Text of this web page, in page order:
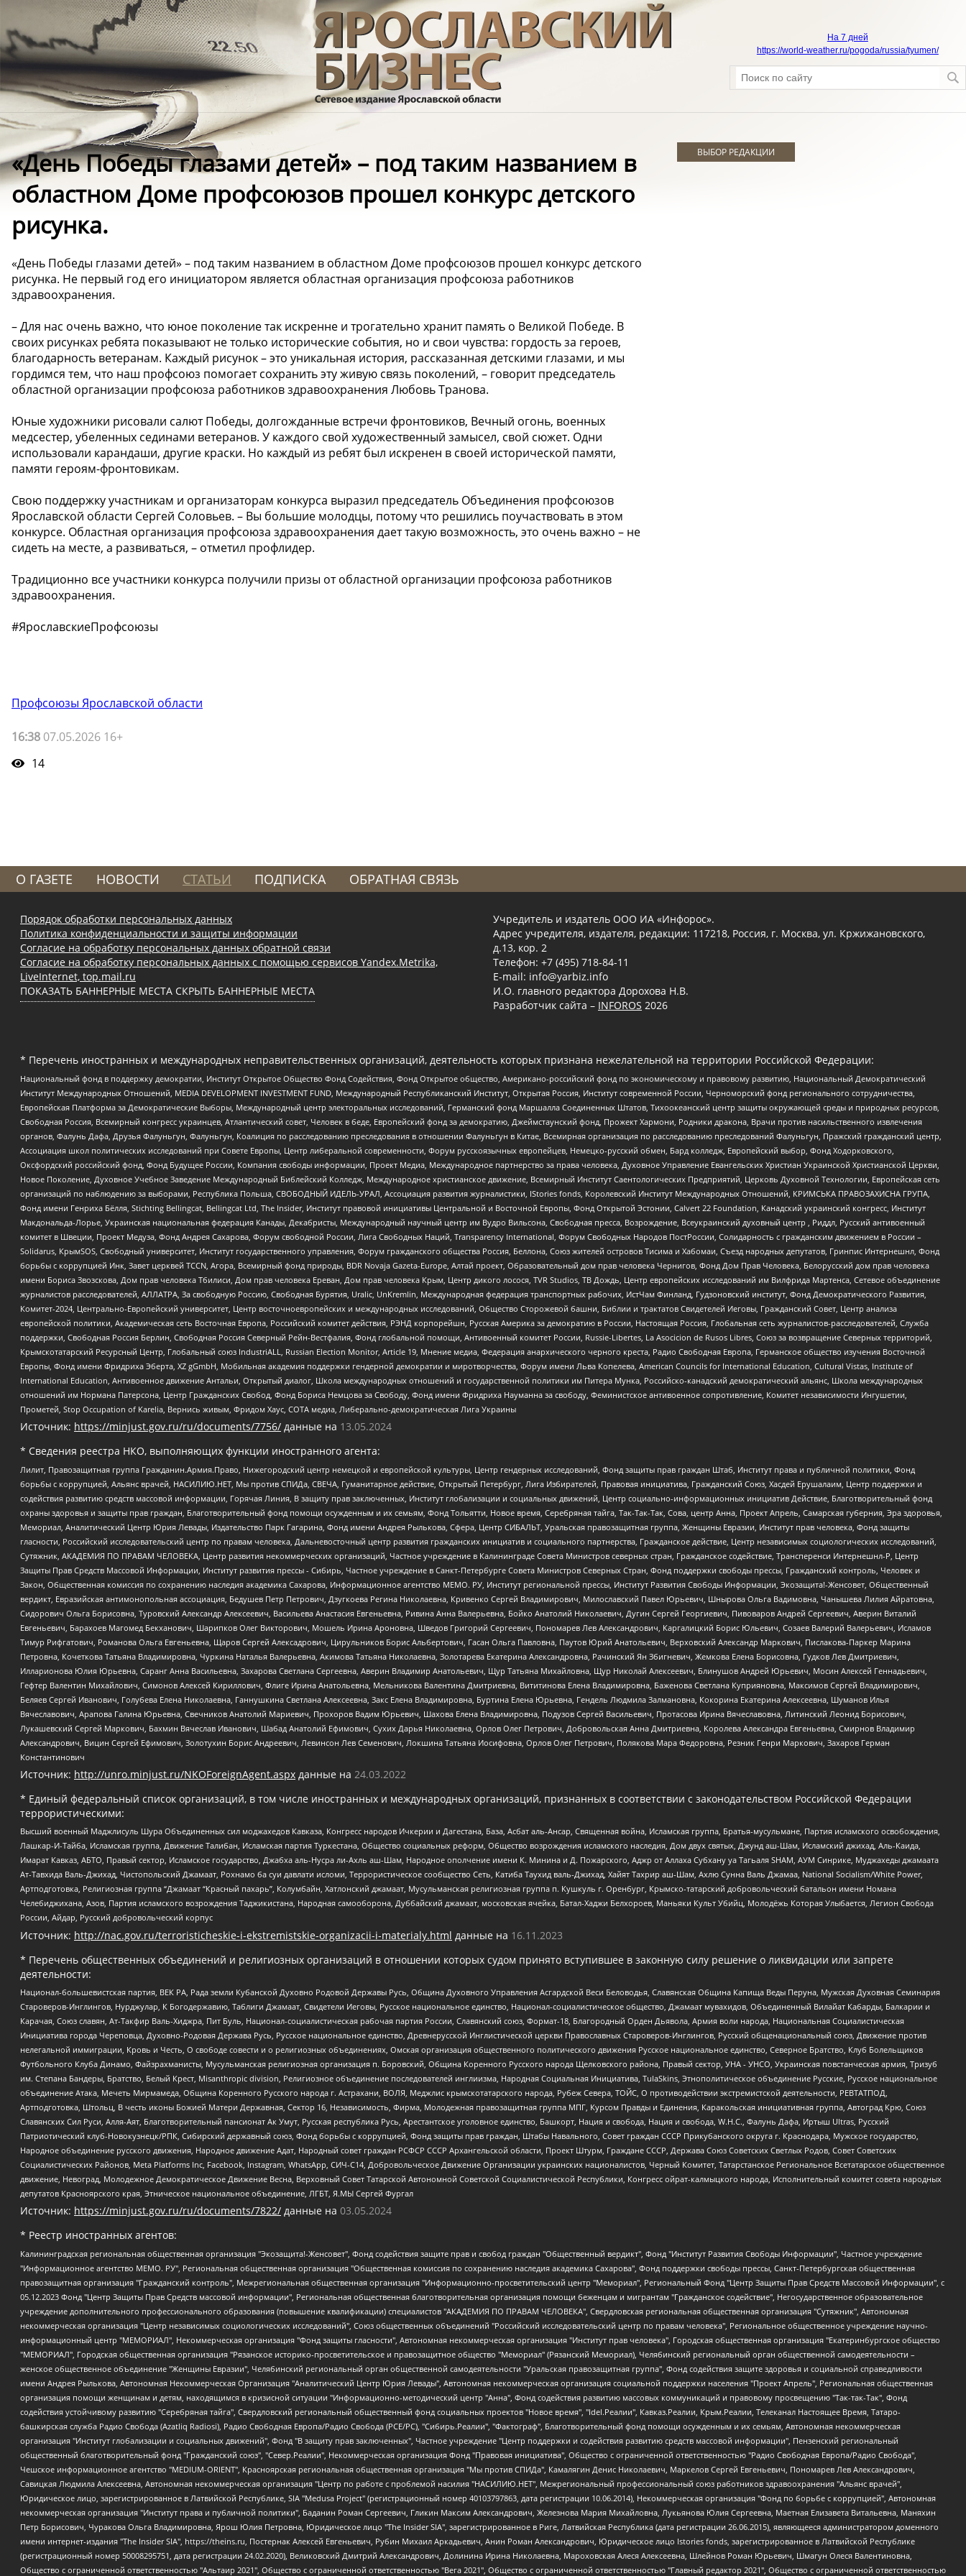
На 7 дней
https://world-weather.ru/pogoda/russia/tyumen/
«День Победы глазами детей» – под таким названием в
областном Доме профсоюзов прошел конкурс детского
рисунка.
«День Победы глазами детей» – под таким названием в областном Доме профсоюзов прошел конкурс детского
рисунка. Не первый год его инициатором является областная организация профсоюза работников
здравоохранения.
– Для нас очень важно, что юное поколение так искренне и трогательно хранит память о Великой Победе. В
своих рисунках ребята показывают не только исторические события, но и свои чувства: гордость за героев,
благодарность ветеранам. Каждый рисунок – это уникальная история, рассказанная детскими глазами, и мы
гордимся тем, что наш профсоюз помогает сохранить эту живую связь поколений, – говорит председатель
областной организации профсоюза работников здравоохранения Любовь Транова.
Юные художники рисовали салют Победы, долгожданные встречи фронтовиков, Вечный огонь, военных
медсестер, убеленных сединами ветеранов. У каждого свой художественный замысел, свой сюжет. Одни
использовали карандаши, другие краски. Но каждый из ребят был искренен в своей исторической памяти,
памяти героям-фронтовикам.
Свою поддержку участникам и организаторам конкурса выразил председатель Объединения профсоюзов
Ярославской области Сергей Соловьев. – Вы большие молодцы, потому что решились поучаствовать в этом
конкурсе. Областная организация профсоюза здравоохранения дает такую возможность, это очень важно – не
сидеть на месте, а развиваться, – отметил профлидер.
Традиционно все участники конкурса получили призы от областной организации профсоюза работников
здравоохранения.
#ЯрославскиеПрофсоюзы
Профсоюзы Ярославской области
16:38 07.05.2026 16+
14
ВЫБОР РЕДАКЦИИ
О ГАЗЕТЕ НОВОСТИ СТАТЬИ ПОДПИСКА ОБРАТНАЯ СВЯЗЬ
Порядок обработки персональных данных
Политика конфиденциальности и защиты информации
Согласие на обработку персональных данных обратной связи
Согласие на обработку персональных данных с помощью сервисов Yandex.Metrika,
LiveInternet, top.mail.ru
ПОКАЗАТЬ БАННЕРНЫЕ МЕСТА СКРЫТЬ БАННЕРНЫЕ МЕСТА
Учредитель и издатель ООО ИА «Инфорос».
Адрес учредителя, издателя, редакции: 117218, Россия, г. Москва, ул. Кржижановского,
д.13, кор. 2
Телефон: +7 (495) 718-84-11
E-mail: info@yarbiz.info
И.О. главного редактора Дорохова Н.В.
Разработчик сайта – INFOROS 2026
* Перечень иностранных и международных неправительственных организаций, деятельность которых признана нежелательной на территории Российской Федерации:
Национальный фонд в поддержку демократии, Институт Открытое Общество Фонд Содействия, Фонд Открытое общество, Американо-российский фонд по экономическому и правовому развитию, Национальный Демократический
Институт Международных Отношений, MEDIA DEVELOPMENT INVESTMENT FUND, Международный Республиканский Институт, Открытая Россия, Институт современной России, Черноморский фонд регионального сотрудничества,
Европейская Платформа за Демократические Выборы, Международный центр электоральных исследований, Германский фонд Маршалла Соединенных Штатов, Тихоокеанский центр защиты окружающей среды и природных ресурсов,
Свободная Россия, Всемирный конгресс украинцев, Атлантический совет, Человек в беде, Европейский фонд за демократию, Джеймстаунский фонд, Прожект Хармони, Родники дракона, Врачи против насильственного извлечения
органов, Фалунь Дафа, Друзья Фалуньгун, Фалуньгун, Коалиция по расследованию преследования в отношении Фалуньгун в Китае, Всемирная организация по расследованию преследований Фалуньгун, Пражский гражданский центр,
Ассоциация школ политических исследований при Совете Европы, Центр либеральной современности, Форум русскоязычных европейцев, Немецко-русский обмен, Бард колледж, Европейский выбор, Фонд Ходорковского,
Оксфордский российский фонд, Фонд Будущее России, Компания свободы информации, Проект Медиа, Международное партнерство за права человека, Духовное Управление Евангельских Христиан Украинской Христианской Церкви,
Новое Поколение, Духовное Учебное Заведение Международный Библейский Колледж, Международное христианское движение, Всемирный Институт Саентологических Предприятий, Церковь Духовной Технологии, Европейская сеть
организаций по наблюдению за выборами, Республика Польша, СВОБОДНЫЙ ИДЕЛЬ-УРАЛ, Ассоциация развития журналистики, IStories fonds, Королевский Институт Международных Отношений, КРИМСЬКА ПРАВОЗАХИСНА ГРУПА,
Фонд имени Генриха Бёлля, Stichting Bellingcat, Bellingcat Ltd, The Insider, Институт правовой инициативы Центральной и Восточной Европы, Фонд Открытой Эстонии, Calvert 22 Foundation, Канадский украинский конгресс, Институт
Макдональда-Лорье, Украинская национальная федерация Канады, Декабристы, Международный научный центр им Вудро Вильсона, Свободная пресса, Возрождение, Всеукраинский духовный центр , Риддл, Русский антивоенный
комитет в Швеции, Проект Медуза, Фонд Андрея Сахарова, Форум свободной России, Лига Свободных Наций, Transparеncy International, Форум Свободных Народов ПостРоссии, Солидарность с гражданским движением в России –
Solidarus, КрымSOS, Свободный университет, Институт государственного управления, Форум гражданского общества Россия, Беллона, Союз жителей островов Тисима и Хабомаи, Съезд народных депутатов, Гринпис Интернешнл, Фонд
борьбы с коррупцией Инк, Завет церквей TCCN, Агора, Всемирный фонд природы, BDR Novaja Gazeta-Europe, Алтай проект, Образовательный дом прав человека Чернигов, Фонд Дом Прав Человека, Белорусский дом прав человека
имени Бориса Звозскова, Дом прав человека Тбилиси, Дом прав человека Ереван, Дом прав человека Крым, Центр дикого лосося, TVR Studios, ТВ Дождь, Центр европейских исследований им Вилфрида Мартенса, Сетевое объединение
журналистов расследователей, АЛЛАТРА, За свободную Россию, Свободная Бурятия, Uralic, UnKremlin, Международная федерация транспортных рабочих, ИстЧам Финланд, Гудзоновский институт, Фонд Демократического Развития,
Комитет-2024, Центрально-Европейский университет, Центр восточноевропейских и международных исследований, Общество Сторожевой башни, Библии и трактатов Свидетелей Иеговы, Гражданский Совет, Центр анализа
европейской политики, Академическая сеть Восточная Европа, Российский комитет действия, РЭНД корпорейшн, Русская Америка за демократию в России, Настоящая Россия, Глобальная сеть журналистов-расследователей, Служба
поддержки, Свободная Россия Берлин, Свободная Россия Северный Рейн-Вестфалия, Фонд глобальной помощи, Антивоенный комитет России, Russie-Libertes, La Asocicion de Rusos Libres, Союз за возвращение Северных территорий,
Крымскотатарский Ресурсный Центр, Глобальный союз IndustriALL, Russian Election Monitor, Article 19, Мнение медиа, Федерация анархического черного креста, Радио Свободная Европа, Германское общество изучения Восточной
Европы, Фонд имени Фридриха Эберта, XZ gGmbH, Мобильная академия поддержки гендерной демократии и миротворчества, Форум имени Льва Копелева, American Councils for International Education, Cultural Vistas, Institute of
International Education, Антивоенное движение Антальи, Открытый диалог, Школа международных отношений и государственной политики им Питера Мунка, Российско-канадский демократический альянс, Школа международных
отношений им Нормана Патерсона, Центр Гражданских Свобод, Фонд Бориса Немцова за Свободу, Фонд имени Фридриха Науманна за свободу, Феминистское антивоенное сопротивление, Комитет независимости Ингушетии,
Прометей, Stop Occupation of Karelia, Вернись живым, Фридом Хаус, СОТА медиа, Либерально-демократическая Лига Украины
Источник: https://minjust.gov.ru/ru/documents/7756/ данные на 13.05.2024
* Сведения реестра НКО, выполняющих функции иностранного агента:
Лилит, Правозащитная группа Гражданин.Армия.Право, Нижегородский центр немецкой и европейской культуры, Центр гендерных исследований, Фонд защиты прав граждан Штаб, Институт права и публичной политики, Фонд
борьбы с коррупцией, Альянс врачей, НАСИЛИЮ.НЕТ, Мы против СПИДа, СВЕЧА, Гуманитарное действие, Открытый Петербург, Лига Избирателей, Правовая инициатива, Гражданский Союз, Хасдей Ерушалаим, Центр поддержки и
содействия развитию средств массовой информации, Горячая Линия, В защиту прав заключенных, Институт глобализации и социальных движений, Центр социально-информационных инициатив Действие, Благотворительный фонд
охраны здоровья и защиты прав граждан, Благотворительный фонд помощи осужденным и их семьям, Фонд Тольятти, Новое время, Серебряная тайга, Так-Так-Так, Сова, центр Анна, Проект Апрель, Самарская губерния, Эра здоровья,
Мемориал, Аналитический Центр Юрия Левады, Издательство Парк Гагарина, Фонд имени Андрея Рылькова, Сфера, Центр СИБАЛЬТ, Уральская правозащитная группа, Женщины Евразии, Институт прав человека, Фонд защиты
гласности, Российский исследовательский центр по правам человека, Дальневосточный центр развития гражданских инициатив и социального партнерства, Гражданское действие, Центр независимых социологических исследований,
Сутяжник, АКАДЕМИЯ ПО ПРАВАМ ЧЕЛОВЕКА, Центр развития некоммерческих организаций, Частное учреждение в Калининграде Совета Министров северных стран, Гражданское содействие, Трансперенси Интернешнл-Р, Центр
Защиты Прав Средств Массовой Информации, Институт развития прессы - Сибирь, Частное учреждение в Санкт-Петербурге Совета Министров Северных Стран, Фонд поддержки свободы прессы, Гражданский контроль, Человек и
Закон, Общественная комиссия по сохранению наследия академика Сахарова, Информационное агентство МЕМО. РУ, Институт региональной прессы, Институт Развития Свободы Информации, Экозащита!-Женсовет, Общественный
вердикт, Евразийская антимонопольная ассоциация, Бедушев Петр Петрович, Дзугкоева Регина Николаевна, Кривенко Сергей Владимирович, Милославский Павел Юрьевич, Шнырова Ольга Вадимовна, Чанышева Лилия Айратовна,
Сидорович Ольга Борисовна, Туровский Александр Алексеевич, Васильева Анастасия Евгеньевна, Ривина Анна Валерьевна, Бойко Анатолий Николаевич, Дугин Сергей Георгиевич, Пивоваров Андрей Сергеевич, Аверин Виталий
Евгеньевич, Барахоев Магомед Бекханович, Шарипков Олег Викторович, Мошель Ирина Ароновна, Шведов Григорий Сергеевич, Пономарев Лев Александрович, Каргалицкий Борис Юльевич, Созаев Валерий Валерьевич, Исламов
Тимур Рифгатович, Романова Ольга Евгеньевна, Щаров Сергей Алексадрович, Цирульников Борис Альбертович, Гасан Ольга Павловна, Паутов Юрий Анатольевич, Верховский Александр Маркович, Пислакова-Паркер Марина
Петровна, Кочеткова Татьяна Владимировна, Чуркина Наталья Валерьевна, Акимова Татьяна Николаевна, Золотарева Екатерина Александровна, Рачинский Ян Збигневич, Жемкова Елена Борисовна, Гудков Лев Дмитриевич,
Илларионова Юлия Юрьевна, Саранг Анна Васильевна, Захарова Светлана Сергеевна, Аверин Владимир Анатольевич, Щур Татьяна Михайловна, Щур Николай Алексеевич, Блинушов Андрей Юрьевич, Мосин Алексей Геннадьевич,
Гефтер Валентин Михайлович, Симонов Алексей Кириллович, Флиге Ирина Анатольевна, Мельникова Валентина Дмитриевна, Вититинова Елена Владимировна, Баженова Светлана Куприяновна, Максимов Сергей Владимирович,
Беляев Сергей Иванович, Голубева Елена Николаевна, Ганнушкина Светлана Алексеевна, Закс Елена Владимировна, Буртина Елена Юрьевна, Гендель Людмила Залмановна, Кокорина Екатерина Алексеевна, Шуманов Илья
Вячеславович, Арапова Галина Юрьевна, Свечников Анатолий Мариевич, Прохоров Вадим Юрьевич, Шахова Елена Владимировна, Подузов Сергей Васильевич, Протасова Ирина Вячеславовна, Литинский Леонид Борисович,
Лукашевский Сергей Маркович, Бахмин Вячеслав Иванович, Шабад Анатолий Ефимович, Сухих Дарья Николаевна, Орлов Олег Петрович, Добровольская Анна Дмитриевна, Королева Александра Евгеньевна, Смирнов Владимир
Александрович, Вицин Сергей Ефимович, Золотухин Борис Андреевич, Левинсон Лев Семенович, Локшина Татьяна Иосифовна, Орлов Олег Петрович, Полякова Мара Федоровна, Резник Генри Маркович, Захаров Герман
Константинович
Источник: http://unro.minjust.ru/NKOForeignAgent.aspx данные на 24.03.2022
* Единый федеральный список организаций, в том числе иностранных и международных организаций, признанных в соответствии с законодательством Российской Федерации
террористическими:
Высший военный Маджлисуль Шура Объединенных сил моджахедов Кавказа, Конгресс народов Ичкерии и Дагестана, База, Асбат аль-Ансар, Священная война, Исламская группа, Братья-мусульмане, Партия исламского освобождения,
Лашкар-И-Тайба, Исламская группа, Движение Талибан, Исламская партия Туркестана, Общество социальных реформ, Общество возрождения исламского наследия, Дом двух святых, Джунд аш-Шам, Исламский джихад, Аль-Каида,
Имарат Кавказ, АБТО, Правый сектор, Исламское государство, Джабха аль-Нусра ли-Ахль аш-Шам, Народное ополчение имени К. Минина и Д. Пожарского, Аджр от Аллаха Субхану уа Тагьаля SHAM, АУМ Синрике, Муджахеды джамаата
Ат-Тавхида Валь-Джихад, Чистопольский Джамаат, Рохнамо ба суи давлати исломи, Террористическое сообщество Сеть, Катиба Таухид валь-Джихад, Хайят Тахрир аш-Шам, Ахлю Сунна Валь Джамаа, National Socialism/White Power,
Артподготовка, Религиозная группа “Джамаат “Красный пахарь”, Колумбайн, Хатлонский джамаат, Мусульманская религиозная группа п. Кушкуль г. Оренбург, Крымско-татарский добровольческий батальон имени Номана
Челебиджихана, Азов, Партия исламского возрождения Таджикистана, Народная самооборона, Дуббайский джамаат, московская ячейка, Батал-Хаджи Белхороев, Маньяки Культ Убийц, Молодёжь Которая Улыбается, Легион Свобода
России, Айдар, Русский добровольческий корпус
Источник: http://nac.gov.ru/terroristicheskie-i-ekstremistskie-organizacii-i-materialy.html данные на 16.11.2023
* Перечень общественных объединений и религиозных организаций в отношении которых судом принято вступившее в законную силу решение о ликвидации или запрете
деятельности:
Национал-большевистская партия, ВЕК РА, Рада земли Кубанской Духовно Родовой Державы Русь, Община Духовного Управления Асгардской Веси Беловодья, Славянская Община Капища Веды Перуна, Мужская Духовная Семинария
Староверов-Инглингов, Нурджулар, К Богодержавию, Таблиги Джамаат, Свидетели Иеговы, Русское национальное единство, Национал-социалистическое общество, Джамаат мувахидов, Объединенный Вилайат Кабарды, Балкарии и
Карачая, Союз славян, Ат-Такфир Валь-Хиджра, Пит Буль, Национал-социалистическая рабочая партия России, Славянский союз, Формат-18, Благородный Орден Дьявола, Армия воли народа, Национальная Социалистическая
Инициатива города Череповца, Духовно-Родовая Держава Русь, Русское национальное единство, Древнерусской Инглистической церкви Православных Староверов-Инглингов, Русский общенациональный союз, Движение против
нелегальной иммиграции, Кровь и Честь, О свободе совести и о религиозных объединениях, Омская организация общественного политического движения Русское национальное единство, Северное Братство, Клуб Болельщиков
Футбольного Клуба Динамо, Файзрахманисты, Мусульманская религиозная организация п. Боровский, Община Коренного Русского народа Щелковского района, Правый сектор, УНА - УНСО, Украинская повстанческая армия, Тризуб
им. Степана Бандеры, Братство, Белый Крест, Misanthropic division, Религиозное объединение последователей инглиизма, Народная Социальная Инициатива, TulaSkins, Этнополитическое объединение Русские, Русское национальное
объединение Атака, Мечеть Мирмамеда, Община Коренного Русского народа г. Астрахани, ВОЛЯ, Меджлис крымскотатарского народа, Рубеж Севера, ТОЙС, О противодействии экстремистской деятельности, РЕВТАТПОД,
Артподготовка, Штольц, В честь иконы Божией Матери Державная, Сектор 16, Независимость, Фирма, Молодежная правозащитная группа МПГ, Курсом Правды и Единения, Каракольская инициативная группа, Автоград Крю, Союз
Славянских Сил Руси, Алля-Аят, Благотворительный пансионат Ак Умут, Русская республика Русь, Арестантское уголовное единство, Башкорт, Нация и свобода, Нация и свобода, W.H.С., Фалунь Дафа, Иртыш Ultras, Русский
Патриотический клуб-Новокузнецк/РПК, Сибирский державный союз, Фонд борьбы с коррупцией, Фонд защиты прав граждан, Штабы Навального, Совет граждан СССР Прикубанского округа г. Краснодара, Мужское государство,
Народное объединение русского движения, Народное движение Адат, Народный совет граждан РСФСР СССР Архангельской области, Проект Штурм, Граждане СССР, Держава Союз Советских Светлых Родов, Совет Советских
Социалистических Районов, Meta Platforms Inc, Facebook, Instagram, WhatsApp, СИЧ-С14, Добровольческое Движение Организации украинских националистов, Черный Комитет, Татарстанское Региональное Всетатарское общественное
движение, Невоград, Молодежное Демократическое Движение Весна, Верховный Совет Татарской Автономной Советской Социалистической Республики, Конгресс ойрат-калмыцкого народа, Исполнительный комитет совета народных
депутатов Красноярского края, Этническое национальное объединение, ЛГБТ, Я.МЫ Сергей Фургал
Источник: https://minjust.gov.ru/ru/documents/7822/ данные на 03.05.2024
* Реестр иностранных агентов:
Калининградская региональная общественная организация "Экозащита!-Женсовет", Фонд содействия защите прав и свобод граждан "Общественный вердикт", Фонд "Институт Развития Свободы Информации", Частное учреждение "Информационное агентство МЕМО. РУ", Региональная общественная организация "Общественная комиссия по сохранению наследия академика Сахарова", Фонд поддержки свободы прессы, Санкт-Петербургская общественная правозащитная организация "Гражданский контроль", Межрегиональная общественная организация "Информационно-просветительский центр "Мемориал", Региональный Фонд "Центр Защиты Прав Средств Массовой Информации", с 05.12.2023 Фонд "Центр Защиты Прав Средств массовой информации", Региональная общественная благотворительная организация помощи беженцам и мигрантам "Гражданское содействие", Негосударственное образовательное учреждение дополнительного профессионального образования (повышение квалификации) специалистов "АКАДЕМИЯ ПО ПРАВАМ ЧЕЛОВЕКА", Свердловская региональная общественная организация "Сутяжник", Автономная некоммерческая организация "Центр независимых социологических исследований", Союз общественных объединений "Российский исследовательский центр по правам человека", Региональное общественное учреждение научно-информационный центр "МЕМОРИАЛ", Некоммерческая организация "Фонд защиты гласности", Автономная некоммерческая организация "Институт прав человека", Городская общественная организация "Екатеринбургское общество "МЕМОРИАЛ", Городская общественная организация "Рязанское историко-просветительское и правозащитное общество "Мемориал" (Рязанский Мемориал), Челябинский региональный орган общественной самодеятельности – женское общественное объединение "Женщины Евразии", Челябинский региональный орган общественной самодеятельности "Уральская правозащитная группа", Фонд содействия защите здоровья и социальной справедливости имени Андрея Рылькова, Автономная Некоммерческая Организация "Аналитический Центр Юрия Левады", Автономная некоммерческая организация социальной поддержки населения "Проект Апрель", Региональная общественная организация помощи женщинам и детям, находящимся в кризисной ситуации "Информационно-методический центр "Анна", Фонд содействия развитию массовых коммуникаций и правовому просвещению "Так-так-Так", Фонд содействия устойчивому развитию "Серебряная тайга", Свердловский региональный общественный фонд социальных проектов "Новое время", "Idel.Реалии", Кавказ.Реалии, Крым.Реалии, Телеканал Настоящее Время, Татаро-башкирская служба Радио Свобода (Azatliq Radiosi), Радио Свободная Европа/Радио Свобода (PCE/PC), "Сибирь.Реалии", "Фактограф", Благотворительный фонд помощи осужденным и их семьям, Автономная некоммерческая организация "Институт глобализации и социальных движений", Фонд "В защиту прав заключенных", Частное учреждение "Центр поддержки и содействия развитию средств массовой информации", Пензенский региональный общественный благотворительный фонд "Гражданский союз", "Север.Реалии", Некоммерческая организация Фонд "Правовая инициатива", Общество с ограниченной ответственностью "Радио Свободная Европа/Радио Свобода", Чешское информационное агентство "MEDIUM-ORIENT", Красноярская региональная общественная организация "Мы против СПИДа", Камалягин Денис Николаевич, Маркелов Сергей Евгеньевич, Пономарев Лев Александрович, Савицкая Людмила Алексеевна, Автономная некоммерческая организация "Центр по работе с проблемой насилия "НАСИЛИЮ.НЕТ", Межрегиональный профессиональный союз работников здравоохранения "Альянс врачей", Юридическое лицо, зарегистрированное в Латвийской Республике, SIA "Medusa Project" (регистрационный номер 40103797863, дата регистрации 10.06.2014), Некоммерческая организация "Фонд по борьбе с коррупцией", Автономная некоммерческая организация "Институт права и публичной политики", Баданин Роман Сергеевич, Гликин Максим Александрович, Железнова Мария Михайловна, Лукьянова Юлия Сергеевна, Маетная Елизавета Витальевна, Маняхин Петр Борисович, Чуракова Ольга Владимировна, Ярош Юлия Петровна, Юридическое лицо "The Insider SIA", зарегистрированное в Риге, Латвийская Республика (дата регистрации 26.06.2015), являющееся администратором доменного имени интернет-издания "The Insider SIA", https://theins.ru, Постернак Алексей Евгеньевич, Рубин Михаил Аркадьевич, Анин Роман Александрович, Юридическое лицо Istories fonds, зарегистрированное в Латвийской Республике (регистрационный номер 50008295751, дата регистрации 24.02.2020), Великовский Дмитрий Александрович, Долинина Ирина Николаевна, Мароховская Алеся Алексеевна, Шлейнов Роман Юрьевич, Шмагун Олеся Валентиновна, Общество с ограниченной ответственностью "Альтаир 2021", Общество с ограниченной ответственностью "Вега 2021", Общество с ограниченной ответственностью "Главный редактор 2021", Общество с ограниченной ответственностью "Ромашки монолит", Важенков Артем Валерьевич, Ивановская областная общественная организация "Центр гендерных исследований", Гурман Юрий Альбертович, Медиапроект "ОВД-Инфо", Егоров Владимир Владимирович, Жилинский Владимир Александрович, Общество с ограниченной ответственностью "ЗП", Иванова София Юрьевна, Карезина Инна Павловна, Кильтау Екатерина Викторовна, Петров Алексей Викторович, Пискунов Сергей Евгеньевич, Смирнов Сергей Сергеевич, Тихонов Михаил Сергеевич, Общество с ограниченной ответственностью "ЖУРНАЛИСТ-ИНОСТРАННЫЙ АГЕНТ", Арапова Галина Юрьевна, Вольтская Татьяна Анатольевна, Американская компания "Mason G.E.S. Anonymous Foundation" (США), являющаяся владельцем интернет-издания https://mnews.world/, Компания "Stichting Bellingcat", зарегистрированная в Нидерландах (дата регистрации 11.07.2018), Захаров Андрей Вячеславович, Клепиковская Екатерина Дмитриевна, Общество с ограниченной ответственностью "МЕМО", Перл Роман Александрович, Симонов Евгений Алексеевич, Соловьева Елена Анатольевна, Сотников Даниил Владимирович, Сурначева Елизавета Дмитриевна, Автономная некоммерческая организация по защите прав человека и информированию населения "Якутия – Наше Мнение", Общество с ограниченной ответственностью "Москоу диджитал медиа", с 26.01.2023 Общество с ограниченной ответственностью "Чайка Белые сады", Ветошкина Валерия Валерьевна, Заговора Максим Александрович, Межрегиональное общественное движение "Российская ЛГБТ - сеть", Оленичев Максим Владимирович, Павлов Иван Юрьевич, Скворцова Елена Сергеевна, Общество с ограниченной ответственностью "Как бы инагент", Кочетков Игорь Викторович, Общество с ограниченной ответственностью "Честные выборы", Еланчик Олег Александрович, Общество с ограниченной ответственностью "Нобелевский призыв", Гималова Регина Эмилевна, Григорьев Андрей Валерьевич, Григорьева Алина Александровна, Ассоциация по содействию защите прав призывников, альтернативнослужащих и военнослужащих "Правозащитная группа "Гражданин.Армия.Право", Хисамова Регина Фаритовна, Автономная некоммерческая организация по реализации социально-правовых программ "Лилит", Дальневосточное общественное движение "Маяк", Санкт-Петербургская ЛГБТ-инициативная группа "Выход", Инициативная группа ЛГБТ+ "Реверс", Алексеев Андрей Викторович, Бекбулатова Таисия Львовна, Беляев Иван Михайлович, Владыкина Елена Сергеевна, Гельман Марат Александрович, Никульшина Вероника Юрьевна, Толоконникова Надежда Андреевна, Шендерович Виктор Анатольевич, Общество с ограниченной ответственностью "Данное сообщение", Общество с ограниченной ответственностью Издательский дом "Новая глава", Айнбиндер Александра Александровна, Московский комьюнити-центр для ЛГБТ+инициатив, Благотворительный фонд развития филантропии, Deutsche Welle (Германия, Kurt-Schumacher-Strasse 3, 53113 Bonn), Борзунова Мария Михайловна, Воробьев Виктор Викторович, Голубева Анна Львовна, Константинова Алла Михайловна, Малкова Ирина Владимировна, Мурадов Мурад Абдулгалимович, Осетинская Елизавета Николаевна, Понасенков Евгений Николаевич, Ганапольский Матвей Юрьевич, Киселев Евгений Алексеевич, Борухович Ирина Григорьевна, Дремин Иван Тимофеевич, Дубровский Дмитрий Викторович, Красноярская региональная общественная организация поддержки и развития альтернативных образовательных технологий и межкультурных коммуникаций "ИНТЕРРА", Маяковская Екатерина Алексеевна, Фейгин Марк Захарович, Филимонов Андрей Викторович, Дзугкоева Регина Николаевна, Доброхотов Роман Александрович, Дудь Юрий Александрович, Елкин Сергей Владимирович, Кругликов Кирилл Игоревич, Сабунаева Мария Леонидовна, Семенов Алексей Владимирович, Шаинян Карен Багратович, Шульман Екатерина Михайловна, Асафьев Артур Валерьевич, Вахштайн Виктор Семенович, Венедиктов Алексей Алексеевич, Лушникова Екатерина Евгеньевна, Волков Леонид Михайлович, Невзоров Александр Глебович, Пархоменко Сергей Борисович, Сироткин Ярослав Николаевич, Кара-Мурза Владимир Владимирович, Баранова Наталья Владимировна, Гозман Леонид Яковлевич, Кагарлицкий Борис Юльевич, Климарев Михаил Валерьевич, Милов Владимир Станиславович, Автономная некоммерческая организация Краснодарский центр современного искусства "Типография", Моргенштерн Алишер Тагирович, Соболь Любовь Эдуардовна, Общество с ограниченной ответственностью "ЛИЗА НОРМ", Каспаров Гарри Кимович, Ходорковский Михаил Борисович, Общество с ограниченной ответственностью "Апрельские тезисы", Данилович Ирина Брониславовна, Кашин Олег Владимирович, Петров Николай Владимирович, Пивоваров Алексей Владимирович, Соколов Михаил Владимирович, Цветкова Юлия Владимировна, Чичваркин Евгений Александрович, Комитет против пыток/Команда против пыток, Общество с ограниченной ответственностью "Первый научный", Общество с ограниченной ответственностью "Вертолет и ко", Белоцерковская Вероника Борисовна, Кац Максим Евгеньевич, Лазарева Татьяна Юрьевна, Шаведдинов Руслан Табризович, Яшин Илья Валерьевич, Общество с ограниченной ответственностью "Иноагент ААВ", Алешковский Дмитрий Петрович, Альбац Евгения Марковна, Быков Дмитрий Львович, Галямина Юлия Евгеньевна, Лойко Сергей Леонидович, Мартынов Кирилл Константинович, Медведев Сергей Александрович, Крашенинников Федор Геннадиевич, Гордеева Катерина Вл